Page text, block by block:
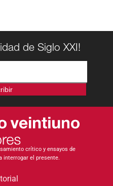
de Siglo XXI!
crítico y ensayos de
interrogar el presente.